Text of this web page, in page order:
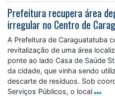
Prefeitura recupera área
irregular no Centro de
A Prefeitura de Caraguatatuba
revitalização de uma área
ponte ao lado Casa de Saúde
da cidade, que vinha sendo
descarte de resíduos. Sob
Serviços Públicos, o local